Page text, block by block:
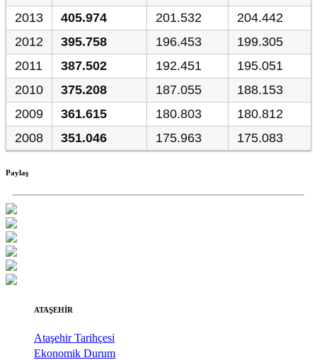
2013
405.974 201.532
204.442
2012
395.758 196.453
199.305
2011
387.502 192.451
195.051
2010
375.208 187.055
188.153
2009
361.615 180.803
180.812
2008
351.046 175.963 175.083
Paylaş
ATAŞEHİR
Ataşehir Tarihçesi
Ekonomik Durum